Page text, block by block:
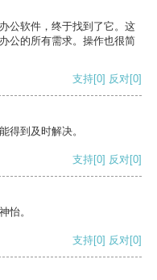
公软件，终于找到了它。这
公的所有需求。操作也很简
支持[0] 反对[0]
得到及时解决。
支持[0] 反对[0]
怡。
支持[0] 反对[0]